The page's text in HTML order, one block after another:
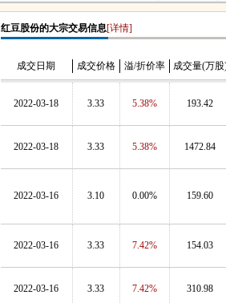
红豆股份的大宗交易信息[详情]
成交日期 成交价格 溢/折价率 成交量(万股
2022-03-18 3.33 5.38% 193.42
2022-03-18 3.33 5.38% 1472.84
2022-03-16 3.10 0.00% 159.60
2022-03-16 3.33 7.42% 154.03
2022-03-16 3.33 7.42% 310.98